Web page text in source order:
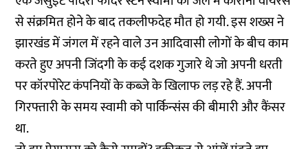
से संक्रमित होने के बाद तकलीफदेह मौत हो गयी. इस शख्स ने
झारखंड में जंगल में रहने वाले उन आदिवासी लोगों के बीच काम
करते हुए अपनी जिंदगी के कई दशक गुजारे थे जो अपनी धरती
पर कॉरपोरेट कंपनियों के कब्जे के खिलाफ लड़ रहे हैं. अपनी
गिरफ्तारी के समय स्वामी को पार्किन्संस की बीमारी और कैंसर
था.